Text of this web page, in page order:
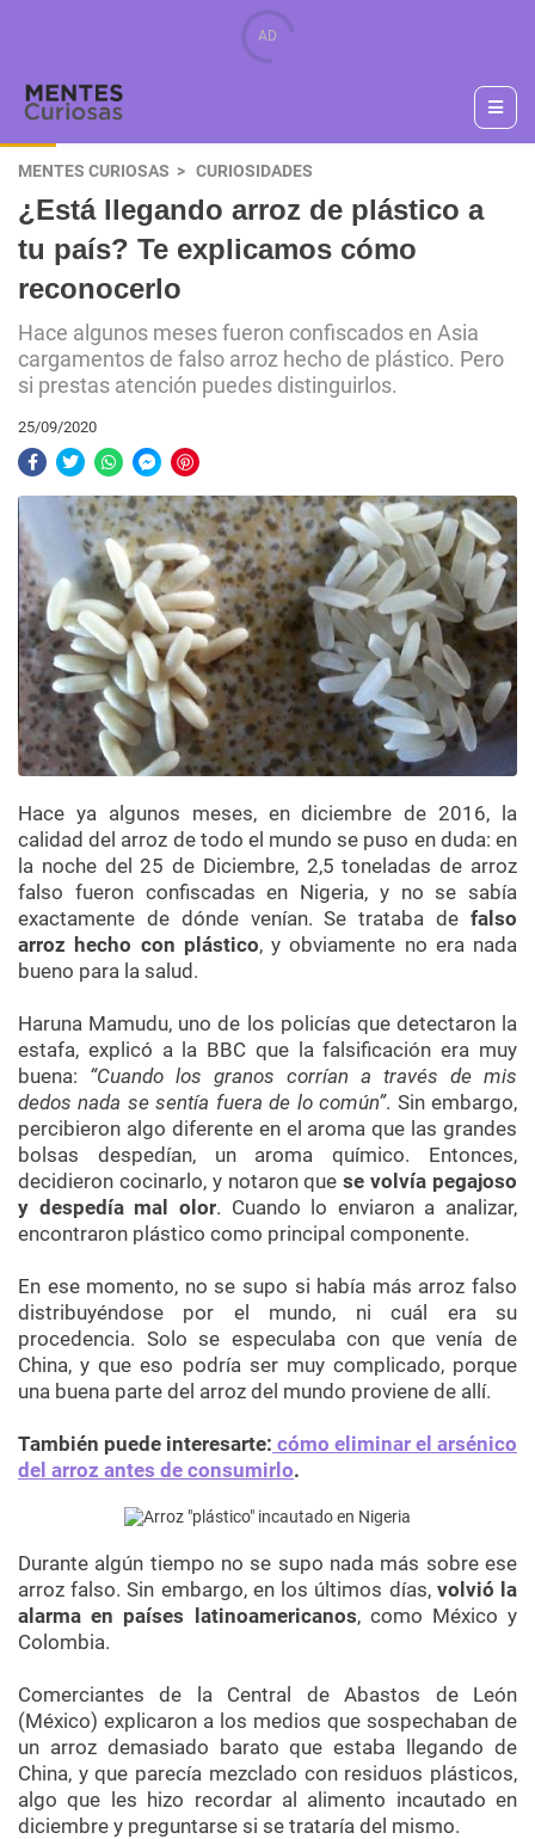
MENTES CURIOSAS CURIOSIDADES
¿Está llegando arroz de plástico a
tu país? Te explicamos cómo
reconocerlo
Hace algunos meses fueron confiscados en Asia
cargamentos de falso arroz hecho de plástico. Pero
si prestas atención puedes distinguirlos.
25/09/2020
Hace ya algunos meses, en diciembre de 2016, la
calidad del arroz de todo el mundo se puso en duda: en
la noche del 25 de Diciembre, 2,5 toneladas de arroz
falso fueron confiscadas en Nigeria, y no se sabía
exactamente de dónde venían. Se trataba de falso
arroz hecho con plástico, y obviamente no era nada
bueno para la salud.
Haruna Mamudu, uno de los policías que detectaron la
estafa, explicó a la BBC que la falsificación era muy
buena: “Cuando los granos corrían a través de mis
dedos nada se sentía fuera de lo común”. Sin embargo,
percibieron algo diferente en el aroma que las grandes
bolsas despedían, un aroma químico. Entonces,
decidieron cocinarlo, y notaron quese volvía pegajoso
y despedía mal olor. Cuando lo enviaron a analizar,
encontraron plástico como principal componente.
En ese momento, no se supo si había más arroz falso
distribuyéndose por el mundo, ni cuál era su
procedencia. Solo se especulaba con que venía de
China, y que eso podría ser muy complicado, porque
una buena parte del arroz del mundo proviene de allí.
También puede interesarte: cómo eliminar el arsénico
del arroz antes de consumirlo.
Durante algún tiempo no se supo nada más sobre ese
arroz falso. Sin embargo, en los últimos días, volvió la
alarma en países latinoamericanos, como México y
Colombia.
Comerciantes de la Central de Abastos de León
(México) explicaron a los medios que sospechaban de
un arroz demasiado barato que estaba llegando de
China, y que parecía mezclado con residuos plásticos,
algo que les hizo recordar al alimento incautado en
diciembre y preguntarse si se trataría del mismo.